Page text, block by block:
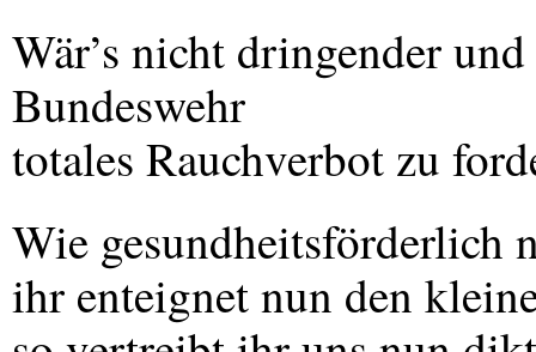
Wär’s nicht dringender
Bundeswehr
totales Rauchverbot zu
Wie gesundheitsförderlich
ihr enteignet nun den